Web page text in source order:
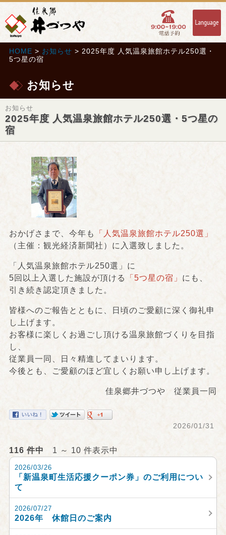
HOME > お知らせ > 2025年度 人気温泉旅館ホテル250選・
5つ星の宿
お知らせ
お知らせ
2025年度 人気温泉旅館ホテル250選・5つ星の
宿
おかげさまで、今年も
「人気温泉旅館ホテル250選」
（主催：観光経済新聞社）に入選致しました。
「人気温泉旅館ホテル250選」に
5回以上入選した施設が頂ける
「5つ星の宿」 にも、
引き続き認定頂きました。
皆様へのご報告とともに、日頃のご愛顧に深く御礼申
し上げます。
お客様に楽しくお過ごし頂ける温泉旅館づくりを目指
し、
従業員一同、日々精進してまいります。
今後とも、ご愛顧のほど宜しくお願い申し上げます。
佳泉郷井づつや 従業員一同
2026/01/31
116 件中 1 ～ 10 件表示中
2026/03/26
「新温泉町生活応援クーポン券」のご利用につい
て
2026/07/27
2026年 休館日のご案内